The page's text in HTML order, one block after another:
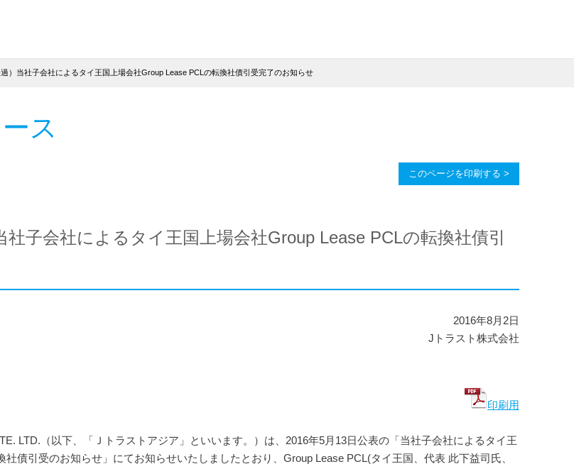
過）当社子会社によるタイ王国上場会社Group Lease PCLの転換社債引受完了のお知らせ
ス
このページを印刷する >
社子会社によるタイ王国上場会社Group Lease PCLの転換社債引
2016年8月2日
Jトラスト株式会社
印刷用
LTD.（以下、「Ｊトラストアジア」といいます。）は、2016年5月13日公表の「当社子会社によるタイ王
社債引受のお知らせ」にてお知らせいたしましたとおり、Group Lease PCL(タイ王国、代表 此下益司氏、